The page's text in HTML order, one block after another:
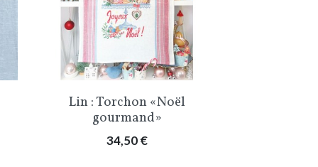
Aperçu rapide
Lin : Torchon «Noël
gourmand»
Prix
34,50 €